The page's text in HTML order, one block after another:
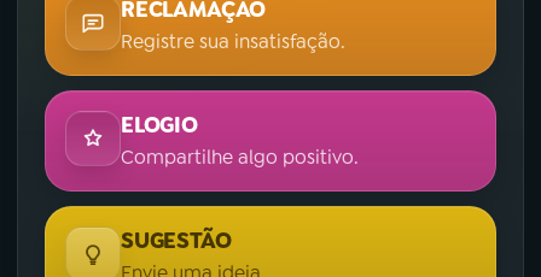
RECLAMAÇÃO
Registre sua insatisfação.
ELOGIO
Compartilhe algo positivo.
SUGESTÃO